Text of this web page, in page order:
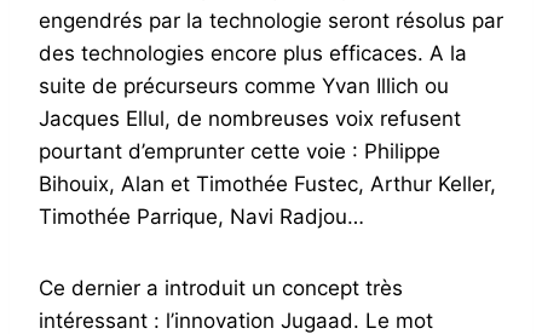
engendrés par la technologie seront résolus par
des technologies encore plus efficaces. A la
suite de précurseurs comme Yvan Illich ou
Jacques Ellul, de nombreuses voix refusent
pourtant d’emprunter cette voie : Philippe
Bihouix, Alan et Timothée Fustec, Arthur Keller,
Timothée Parrique, Navi Radjou…
Ce dernier a introduit un concept très
intéressant : l’innovation Jugaad. Le mot